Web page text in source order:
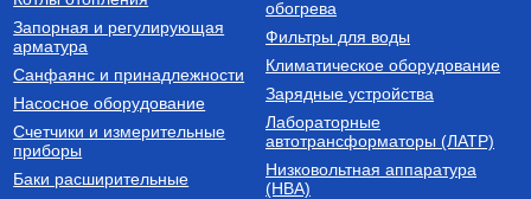
Котлы газовые настенные
Котел газовый настенный
одноконтурный Vitabel HF 32
Дымоходы для котлов DN 80
(традиционные)
Элемент дымохода DN80
Запорная и регулирующая
арматура
Санфаянс и принадлежности
Насосное оборудование
Счетчики и измерительные
приборы
Баки расширительные
обогрева
Фильтры для воды
Климатическое оборудование
Зарядные устройства
Лабораторные
автотрансформаторы (ЛАТР)
Низковольтная аппаратура
(НВА)